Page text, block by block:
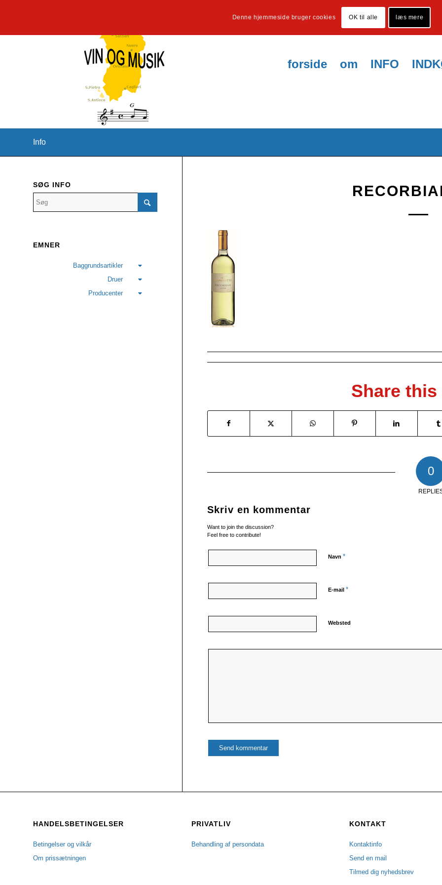
forside om INFO
Info
Share
0
Skriv en kommentar
Want to join the discussion?
Feel free to contribute!
Navn *
E-mail *
Websted
SØG INFO
EMNER
Baggrundsartikler
Druer
Producenter
HANDELSBETINGELSER
Betingelser og vilkår
Om prissætningen
PRIVATLIV
Behandling af persondata
KONTAKT
Kontaktinfo
Send en mail
Tilmed dig nyhedsbrev
Denne hjemmeside bruger cookies OK til alle læs mere